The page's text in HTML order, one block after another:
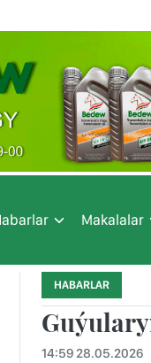
Makalalar
HABARLAR
14:59 28.05.2026